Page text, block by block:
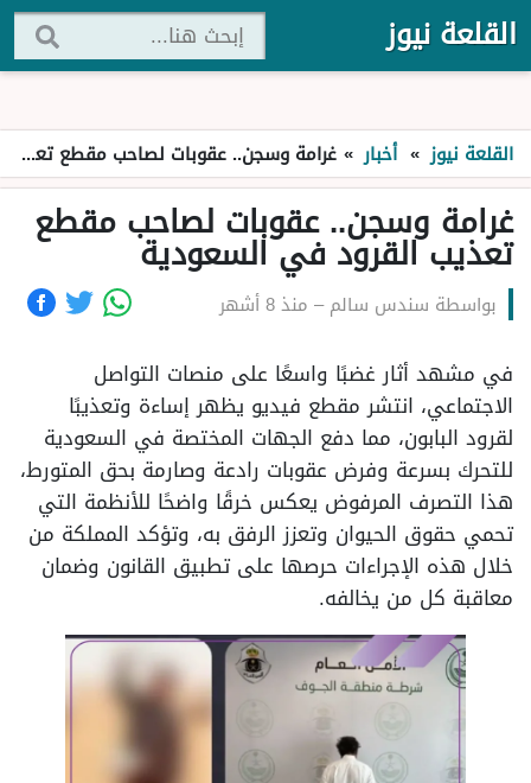
القلعة نيوز
القلعة نيوز » أخبار » غرامة وسجن.. عقوبات لصاحب مقطع تعذيب القرود في السعودية
غرامة وسجن.. عقوبات لصاحب مقطع
تعذيب القرود في السعودية
بواسطة سندس سالم– منذ 8 أشهر
في مشهد أثار غضبًا واسعًا على منصات التواصل
الاجتماعي، انتشر مقطع فيديو يظهر إساءة وتعذيبًا
لقرود البابون، مما دفع الجهات المختصة في السعودية
للتحرك بسرعة وفرض عقوبات رادعة وصارمة بحق المتورط،
هذا التصرف المرفوض يعكس خرقًا واضحًا للأنظمة التي
تحمي حقوق الحيوان وتعزز الرفق به، وتؤكد المملكة من
خلال هذه الإجراءات حرصها على تطبيق القانون وضمان
معاقبة كل من يخالفه.